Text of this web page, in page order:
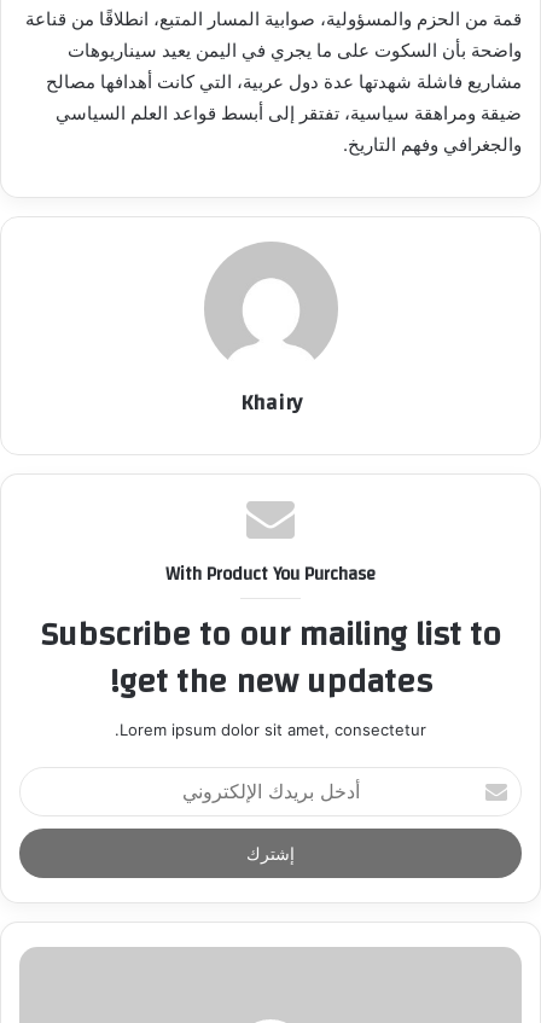
قمة من الحزم والمسؤولية، صوابية المسار المتبع، انطلاقًا من قناعة
واضحة بأن السكوت على ما يجري في اليمن يعيد سيناريوهات
مشاريع فاشلة شهدتها عدة دول عربية، التي كانت أهدافها مصالح
ضيقة ومراهقة سياسية، تفتقر إلى أبسط قواعد العلم السياسي
والجغرافي وفهم التاريخ.
Khairy
With Product You Purchase
Subscribe to our mailing list to
get the new updates!
Lorem ipsum dolor sit amet, consectetur.
أ
د
خ
ل
ر
د